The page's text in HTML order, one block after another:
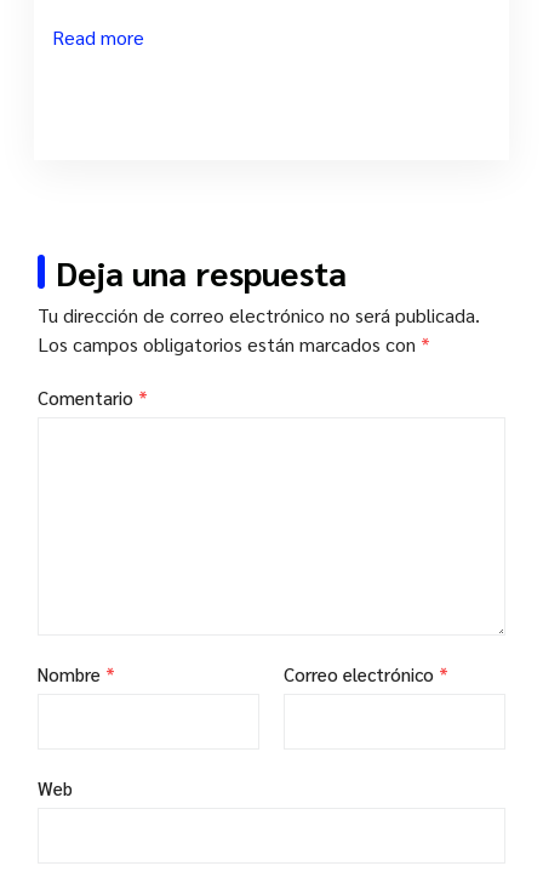
Read more
Deja una respuesta
Tu dirección de correo electrónico no será publicada.
Los campos obligatorios están marcados con *
Comentario *
Nombre * Correo electrónico *
Web